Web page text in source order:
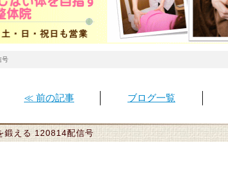
号
≪ 前の記事 ブログ一覧
鍛える 120814配信号